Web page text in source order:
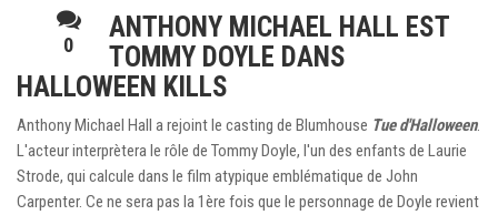
0
ANTHONY MICHAEL HALL EST
TOMMY DOYLE DANS
HALLOWEEN KILLS
Anthony Michael Hall a rejoint le casting de Blumhouse Tue d'Halloween.
L'acteur interprètera le rôle de Tommy Doyle, l'un des enfants de Laurie
Strode, qui calcule dans le film atypique emblématique de John
Carpenter. Ce ne sera pas la 1ère fois que le personnage de Doyle revient